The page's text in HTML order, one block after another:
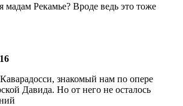
мадам Рекамье? Вроде ведь это тоже
знакомый нам по опере
Давида. Но от него не осталось